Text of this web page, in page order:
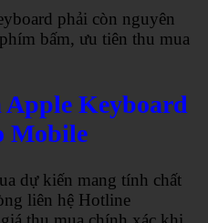
phải còn nguyên
bấm, ưu tiên thu mua
Keyboard
Mobile
dự kiến mang tính chất
liên hệ Hotline